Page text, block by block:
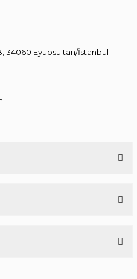
34060 Eyüpsultan/İstanbul